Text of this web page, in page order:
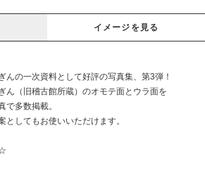
イメージを見る
んの一次資料として好評の写真集、第3弾！
ん（旧稽古館所蔵）のオモテ面とウラ面を
で多数掲載。
としてもお使いいただけます。